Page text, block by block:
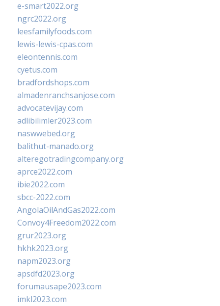
e-smart2022.org
ngrc2022.org
leesfamilyfoods.com
lewis-lewis-cpas.com
eleontennis.com
cyetus.com
bradfordshops.com
almadenranchsanjose.com
advocatevijay.com
adlibilimler2023.com
naswwebed.org
balithut-manado.org
alteregotradingcompany.org
aprce2022.com
ibie2022.com
sbcc-2022.com
AngolaOilAndGas2022.com
Convoy4Freedom2022.com
grur2023.org
hkhk2023.org
napm2023.org
apsdfd2023.org
forumausape2023.com
imkl2023.com